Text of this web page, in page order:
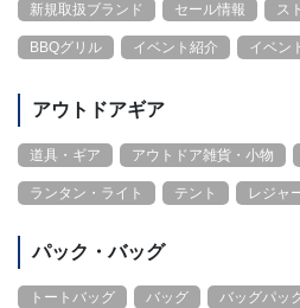
新規取扱ブランド セール情報 ス
BBQグリル イベント紹介 イベン
アウトドアギア
道具・ギア アウトドア雑貨・小物
ランタン・ライト テント レジャ
パック・バッグ
トートバッグ バッグ バッグパッ